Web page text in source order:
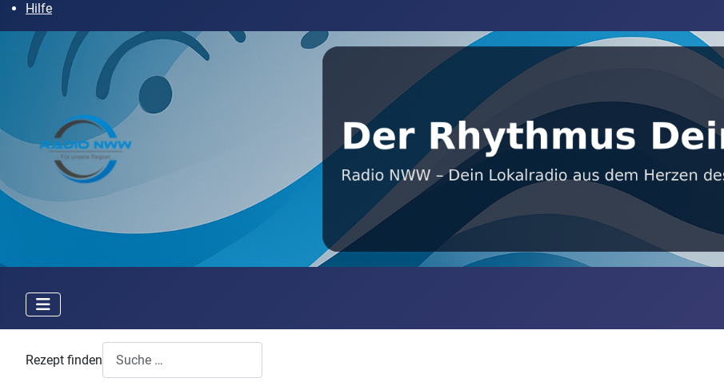
Hilfe
Rezept finden